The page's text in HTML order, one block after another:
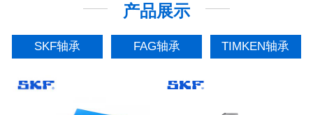
产品展示
SKF轴承 FAG轴承 TIMKEN轴承